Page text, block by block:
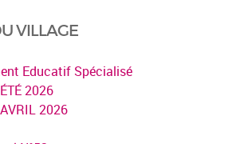
VILLAGE
Educatif Spécialisé
2026
2026